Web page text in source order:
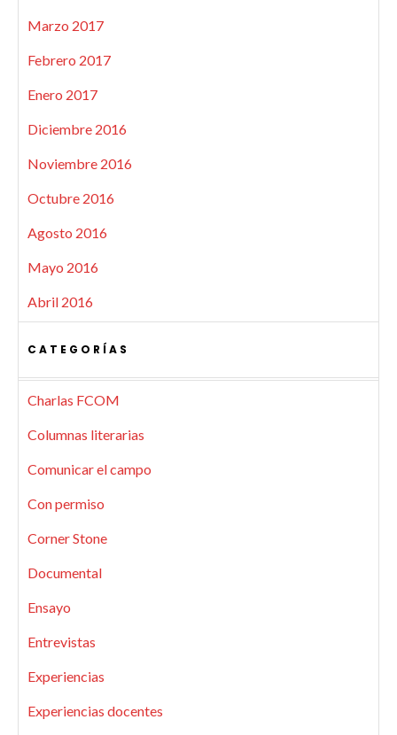
Marzo 2017
Febrero 2017
Enero 2017
Diciembre 2016
Noviembre 2016
Octubre 2016
Agosto 2016
Mayo 2016
Abril 2016
CATEGORÍAS
Charlas FCOM
Columnas literarias
Comunicar el campo
Con permiso
Corner Stone
Documental
Ensayo
Entrevistas
Experiencias
Experiencias docentes